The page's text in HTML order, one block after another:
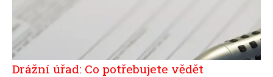
Drážní úřad: Co potřebujete vědět